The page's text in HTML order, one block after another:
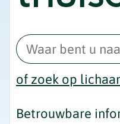
of zoek op
Betrouwbare